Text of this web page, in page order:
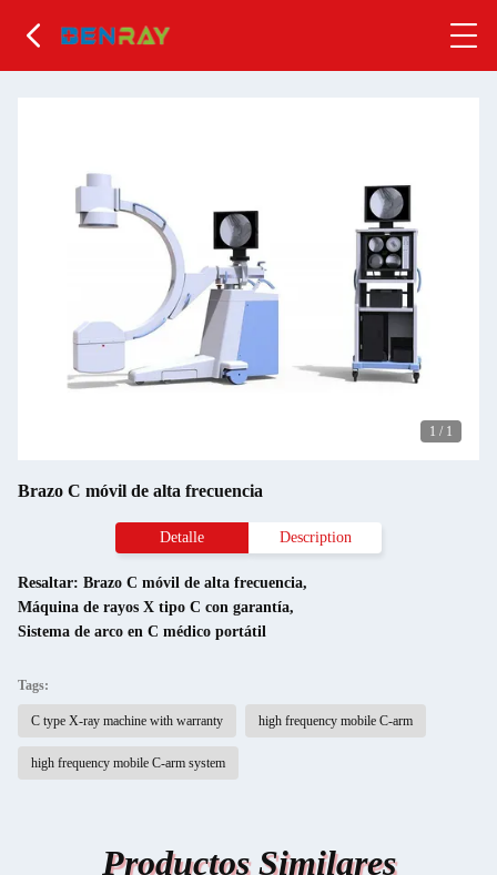
1 / 1
Brazo C móvil de alta frecuencia
Detalle Description
Resaltar: Brazo C móvil de alta frecuencia,
Máquina de rayos X tipo C con garantía,
Sistema de arco en C médico portátil
Tags:
C type X-ray machine with warranty high frequency mobile C-arm
high frequency mobile C-arm system
Productos Similares